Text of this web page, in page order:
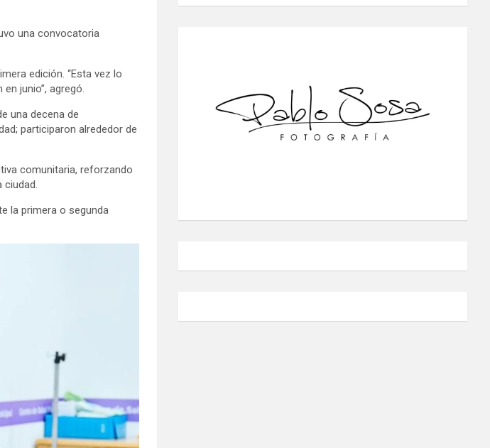
una convocatoria
edición. “Esta vez lo
junio”, agregó.
una decena de
participaron alrededor de
comunitaria, reforzando
ciudad.
la primera o segunda